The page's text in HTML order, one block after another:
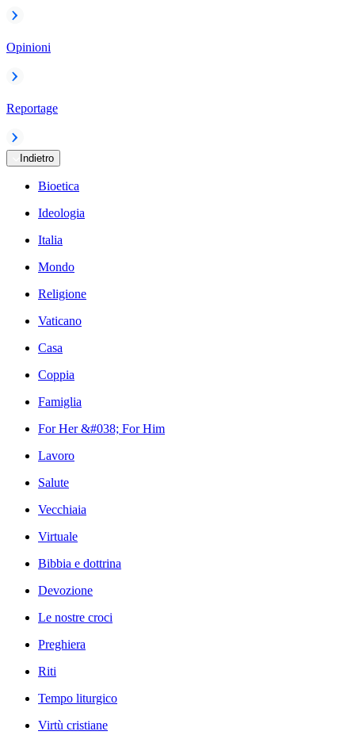
Opinioni
Reportage
Indietro
Bioetica
Ideologia
Italia
Mondo
Religione
Vaticano
Casa
Coppia
Famiglia
For Her &#038; For Him
Lavoro
Salute
Vecchiaia
Virtuale
Bibbia e dottrina
Devozione
Le nostre croci
Preghiera
Riti
Tempo liturgico
Virtù cristiane